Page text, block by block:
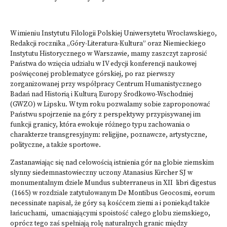
W imieniu Instytutu Filologii Polskiej Uniwersytetu Wrocławskiego,
Redakcji rocznika „Góry-Literatura-Kultura” oraz Niemieckiego
Instytutu Historycznego w Warszawie, mamy zaszczyt zaprosić
Państwa do wzięcia udziału w IV edycji konferencji naukowej
poświęconej problematyce górskiej, po raz pierwszy
zorganizowanej przy współpracy Centrum Humanistycznego
Badań nad Historią i Kulturą Europy Środkowo-Wschodniej
(GWZO) w Lipsku. W tym roku pozwalamy sobie zaproponować
Państwu spojrzenie na góry z perspektywy przypisywanej im
funkcji granicy, która ewokuje różnego typu zachowania o
charakterze transgresyjnym: religijne, poznawcze, artystyczne,
polityczne, a także sportowe.
Zastanawiając się nad celowością istnienia gór na globie ziemskim
słynny siedemnastowieczny uczony Atanasius Kircher SJ w
monumentalnym dziele Mundus subterraneus in XII libri digestus
(1665) w rozdziale zatytułowanym De Montibus Geocosmi, eorum
necessinate napisał, że góry są kośćcem ziemi a i poniekąd także
łańcuchami, umacniającymi spoistość całego globu ziemskiego,
oprócz tego zaś spełniają rolę naturalnych granic między